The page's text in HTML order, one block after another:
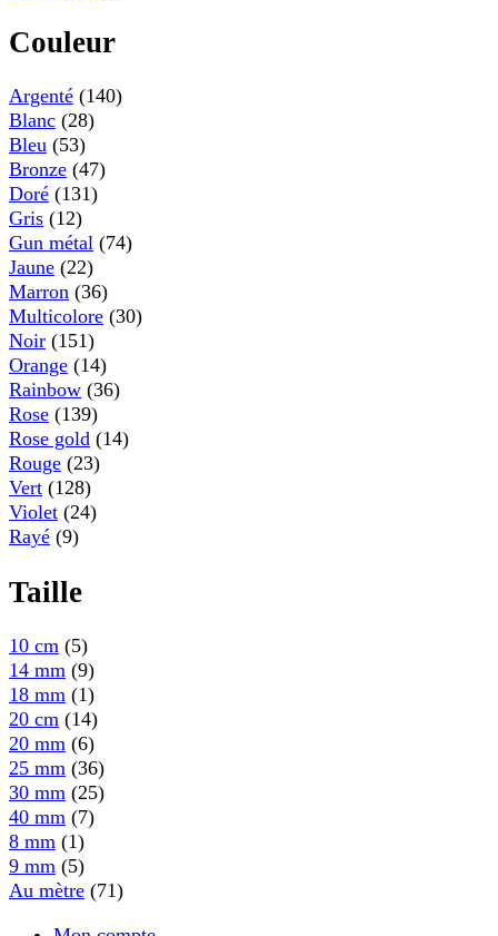
Couleur
Argenté (140)
Blanc (28)
Bleu (53)
Bronze (47)
Doré (131)
Gris (12)
Gun métal (74)
Jaune (22)
Marron (36)
Multicolore (30)
Noir (151)
Orange (14)
Rainbow (36)
Rose (139)
Rose gold (14)
Rouge (23)
Vert (128)
Violet (24)
Rayé (9)
Taille
10 cm (5)
14 mm (9)
18 mm (1)
20 cm (14)
20 mm (6)
25 mm (36)
30 mm (25)
40 mm (7)
8 mm (1)
9 mm (5)
Au mètre (71)